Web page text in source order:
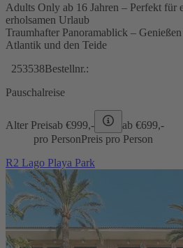
Adults Only ab 16 Jahren – Perfekt für
erholsamen Urlaub
Traumhafter Panoramablick –
Atlantik und den Teide
253538Bestellnr.:
Pauschalreise
Alter Preisab €999,- ab €699,-
pro PersonPreis pro Person
R2 Lago Playa Park